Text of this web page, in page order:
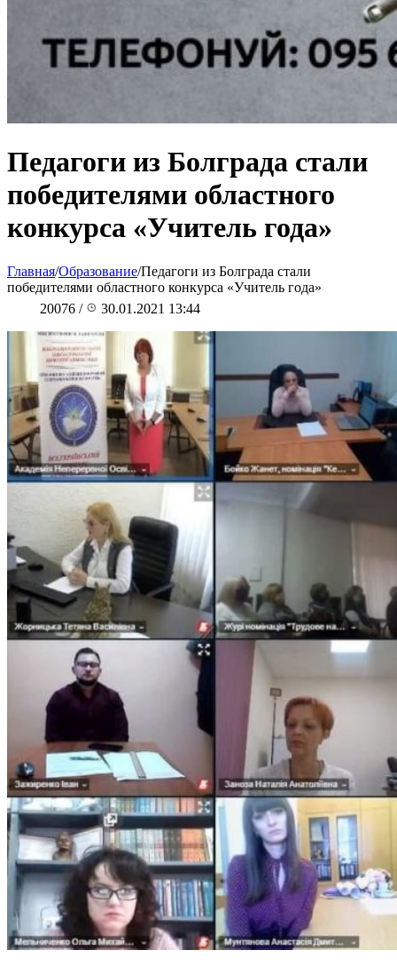
Педагоги из Болграда стали
победителями областного
конкурса «Учитель года»
Главная/Образование/Педагоги из Болграда стали
победителями областного конкурса «Учитель года»
20076 / 30.01.2021 13:44